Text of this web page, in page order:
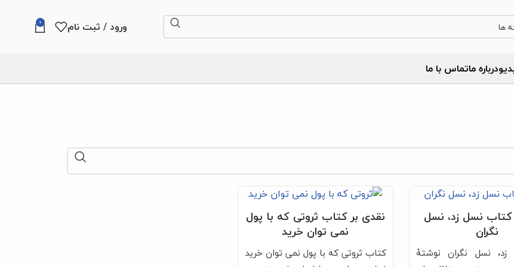
ورود / ثبت نام 0
درباره‌ ماتماس با ما
کتاب نسل زد، نسل
نگران
نسل نگران نوشتۀ
نقدی بر کتاب ثروتی که با پول
نمی‌ توان خرید
کتاب ثروتی که با پول نمی‌ توان خرید